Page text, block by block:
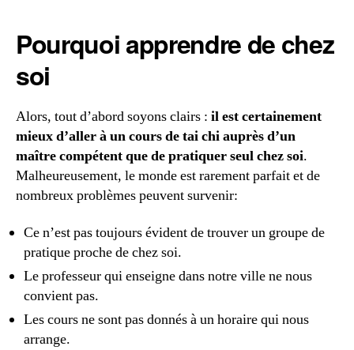
Pourquoi apprendre de chez
soi
Alors, tout d’abord soyons clairs : il est certainement
mieux d’aller à un cours de tai chi auprès d’un
maître compétent que de pratiquer seul chez soi.
Malheureusement, le monde est rarement parfait et de
nombreux problèmes peuvent survenir:
Ce n’est pas toujours évident de trouver un groupe de
pratique proche de chez soi.
Le professeur qui enseigne dans notre ville ne nous
convient pas.
Les cours ne sont pas donnés à un horaire qui nous
arrange.